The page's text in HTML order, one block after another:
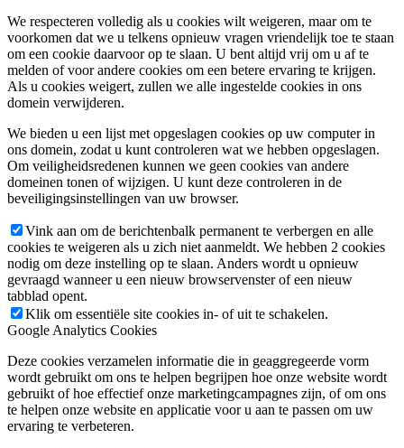
We respecteren volledig als u cookies wilt weigeren, maar om te
voorkomen dat we u telkens opnieuw vragen vriendelijk toe te staan
om een cookie daarvoor op te slaan. U bent altijd vrij om u af te
melden of voor andere cookies om een betere ervaring te krijgen.
Als u cookies weigert, zullen we alle ingestelde cookies in ons
domein verwijderen.
We bieden u een lijst met opgeslagen cookies op uw computer in
ons domein, zodat u kunt controleren wat we hebben opgeslagen.
Om veiligheidsredenen kunnen we geen cookies van andere
domeinen tonen of wijzigen. U kunt deze controleren in de
beveiligingsinstellingen van uw browser.
Vink aan om de berichtenbalk permanent te verbergen en alle
cookies te weigeren als u zich niet aanmeldt. We hebben 2 cookies
nodig om deze instelling op te slaan. Anders wordt u opnieuw
gevraagd wanneer u een nieuw browservenster of een nieuw
tabblad opent.
Klik om essentiële site cookies in- of uit te schakelen.
Google Analytics Cookies
Deze cookies verzamelen informatie die in geaggregeerde vorm
wordt gebruikt om ons te helpen begrijpen hoe onze website wordt
gebruikt of hoe effectief onze marketingcampagnes zijn, of om ons
te helpen onze website en applicatie voor u aan te passen om uw
ervaring te verbeteren.